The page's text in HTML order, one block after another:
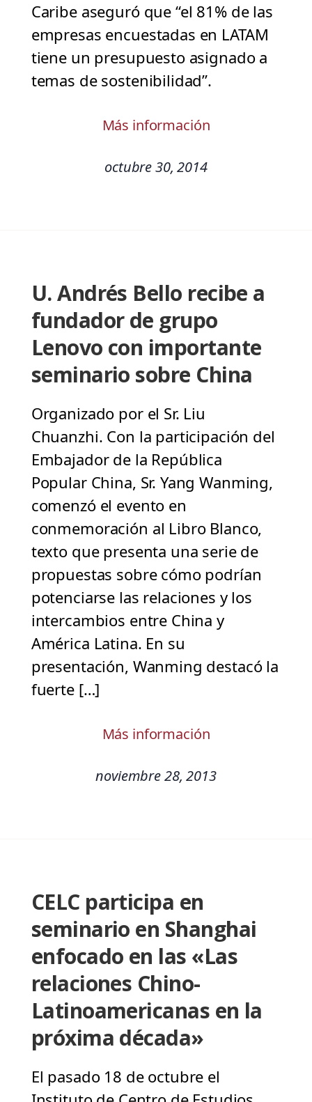
Caribe aseguró que “el 81% de las
empresas encuestadas en LATAM
tiene un presupuesto asignado a
temas de sostenibilidad”.
Más información
octubre 30, 2014
U. Andrés Bello recibe a
fundador de grupo
Lenovo con importante
seminario sobre China
Organizado por el Sr. Liu
Chuanzhi. Con la participación del
Embajador de la República
Popular China, Sr. Yang Wanming,
comenzó el evento en
conmemoración al Libro Blanco,
texto que presenta una serie de
propuestas sobre cómo podrían
potenciarse las relaciones y los
intercambios entre China y
América Latina. En su
presentación, Wanming destacó la
fuerte […]
Más información
noviembre 28, 2013
CELC participa en
seminario en Shanghai
enfocado en las «Las
relaciones Chino-
Latinoamericanas en la
próxima década»
El pasado 18 de octubre el